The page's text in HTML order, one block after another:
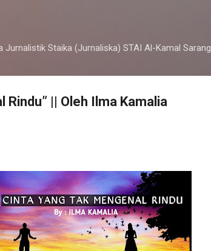
Staika (Jurnaliska) STAI Al-Kamal Sarang
Rindu” || Oleh Ilma Kamalia